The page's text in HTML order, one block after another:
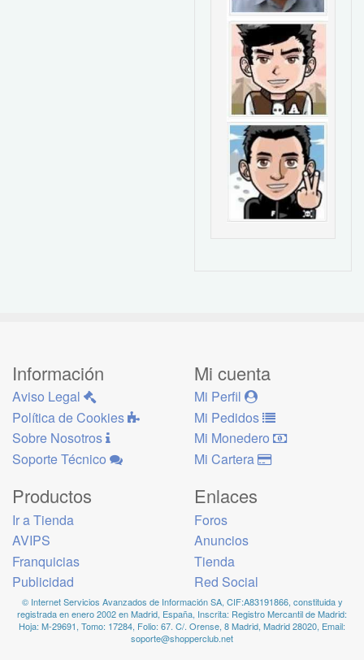
Información
Aviso Legal
Política de Cookies
Sobre Nosotros
Soporte Técnico
Mi cuenta
Mi Perfil
Mi Pedidos
Mi Monedero
Mi Cartera
Productos
Ir a Tienda
AVIPS
Franquicias
Publicidad
Enlaces
Foros
Anuncios
Tienda
Red Social
© Internet Servicios Avanzados de Información SA, CIF:A83191866, constituida y
registrada en enero 2002 en Madrid, España, Inscrita: Registro Mercantil de Madrid:
Hoja: M-29691, Tomo: 17284, Folio: 67. C/. Orense, 8 Madrid, Madrid 28020, Email:
soporte@shopperclub.net